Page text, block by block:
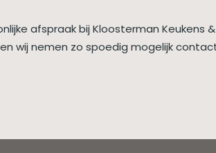
afspraak bij Kloosterman Keukens &
wij nemen zo spoedig mogelijk